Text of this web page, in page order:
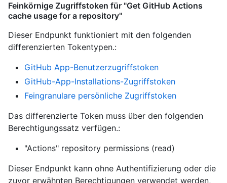
Feinkörnige Zugriffstoken für "Get GitHub Actions
cache usage for a repository"
Dieser Endpunkt funktioniert mit den folgenden
differenzierten Tokentypen.:
GitHub App-Benutzerzugriffstoken
GitHub-App-Installations-Zugriffstoken
Feingranulare persönliche Zugriffstoken
Das differenzierte Token muss über den folgenden
Berechtigungssatz verfügen.:
"Actions" repository permissions (read)
Dieser Endpunkt kann ohne Authentifizierung oder die
zuvor erwähnten Berechtigungen verwendet werden,